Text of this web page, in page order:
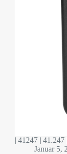
| 41247 | 41.247
Januar 5,